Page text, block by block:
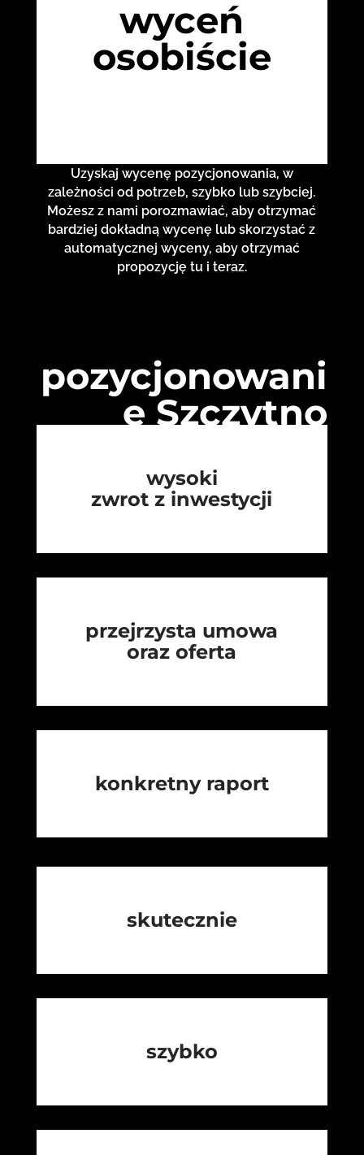
wyceń
osobiście
Uzyskaj wycenę pozycjonowania, w
zależności od potrzeb, szybko lub szybciej.
Możesz z nami porozmawiać, aby otrzymać
bardziej dokładną wycenę lub skorzystać z
automatycznej wyceny, aby otrzymać
propozycję tu i teraz.
pozycjonowani
e Szczytno
wysoki
zwrot z inwestycji
przejrzysta umowa
oraz oferta
konkretny raport
skutecznie
szybko